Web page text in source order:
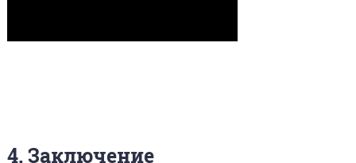
4. Заключение